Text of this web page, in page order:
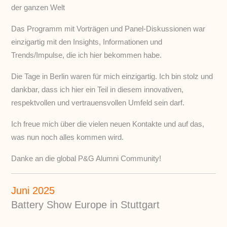
der ganzen Welt
Das Programm mit Vorträgen und Panel-Diskussionen war
einzigartig mit den Insights, Informationen und
Trends/Impulse, die ich hier bekommen habe.
Die Tage in Berlin waren für mich einzigartig. Ich bin stolz und
dankbar, dass ich hier ein Teil in diesem innovativen,
respektvollen und vertrauensvollen Umfeld sein darf.
Ich freue mich über die vielen neuen Kontakte und auf das,
was nun noch alles kommen wird.
Danke an die global P&G Alumni Community!
Juni 2025
Battery Show Europe in Stuttgart